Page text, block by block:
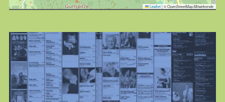
Leaflet | © OpenStreetMap-Mitwirkende
KULTplan